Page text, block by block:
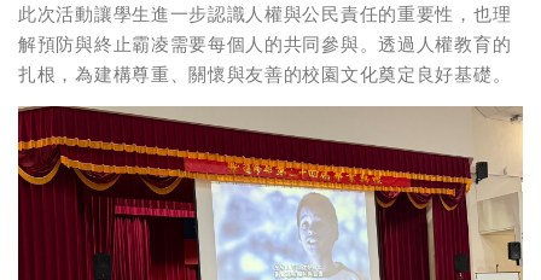
此次活動讓學生進一步認識人權與公民責任的重要性，也理
解預防與終止霸凌需要每個人的共同參與。透過人權教育的
扎根，為建構尊重、關懷與友善的校園文化奠定良好基礎。